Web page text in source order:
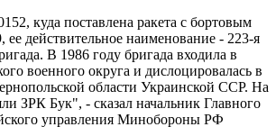
куда поставлена ракета с бортовым
ее действительное наименование - 223-я
В 1986 году бригада входила в
военного округа и дислоцировалась в
области Украинской ССР. На
ЗРК Бук", - сказал начальник Главного
управления Минобороны РФ